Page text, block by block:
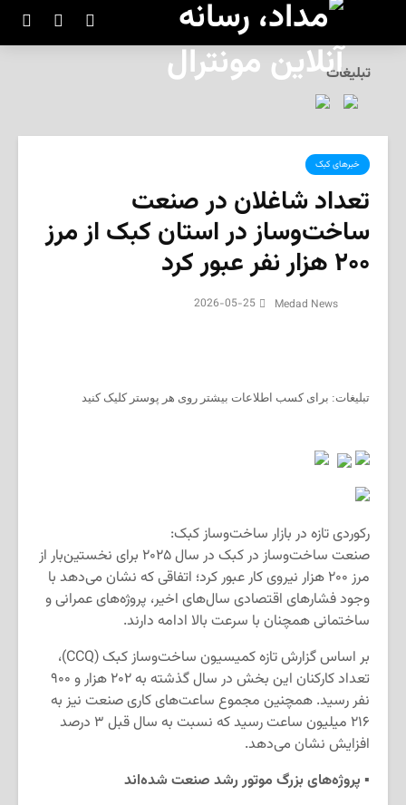
تبلیغات
خبرهای کبک
تعداد شاغلان در صنعت
ساخت‌وساز در استان کبک از مرز
۲۰۰ هزار نفر عبور کرد
2026-05-25
تبلیغات: برای کسب اطلاعات بیشتر روی هر پوستر کلیک کنید
رکوردی تازه در بازار ساخت‌وساز کبک:
صنعت ساخت‌وساز در کبک در سال ۲۰۲۵ برای نخستین‌بار از
مرز ۲۰۰ هزار نیروی کار عبور کرد؛ اتفاقی که نشان می‌دهد با
وجود فشارهای اقتصادی سال‌های اخیر، پروژه‌های عمرانی و
ساختمانی همچنان با سرعت بالا ادامه دارند.
بر اساس گزارش تازه کمیسیون ساخت‌وساز کبک (CCQ)،
تعداد کارکنان این بخش در سال گذشته به ۲۰۲ هزار و ۹۰۰
نفر رسید. همچنین مجموع ساعت‌های کاری صنعت نیز به
۲۱۶ میلیون ساعت رسید که نسبت به سال قبل ۳ درصد
افزایش نشان می‌دهد.
▪️ پروژه‌های بزرگ موتور رشد صنعت شده‌اند